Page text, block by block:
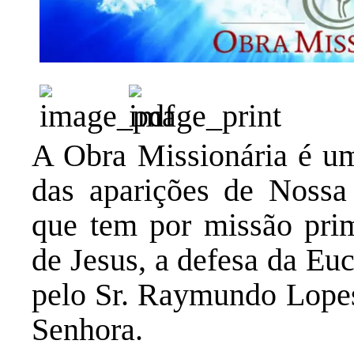
A Obra Missionária é
das aparições de
que tem por missão
de Jesus, a defesa da
pelo Sr. Raymundo
Senhora.